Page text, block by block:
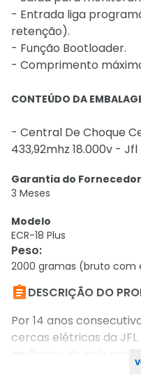
- Entrada liga
retenção).
- Função Bootloader.
- Comprimento
CONTEÚDO DA
- Central De Choque
433,92mhz 18.000v - Jfl
Garantia do Fornecedor
3 Meses
Modelo
ECR-18 Plus
Peso:
2000 gramas (bruto com
DESCRIÇÃO DO
Por 14 anos
cercas elétricas da
melhores do país por